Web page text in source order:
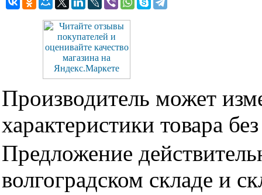
Производитель может
характеристики товара
Предложение
волгоградском складе и